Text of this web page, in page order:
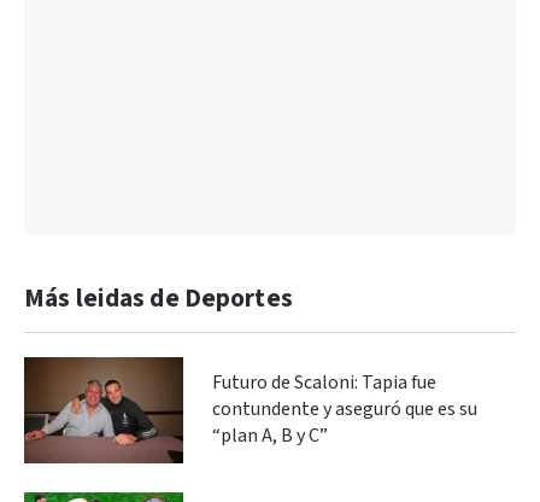
Más leidas de Deportes
Futuro de Scaloni: Tapia fue
contundente y aseguró que es su
“plan A, B y C”